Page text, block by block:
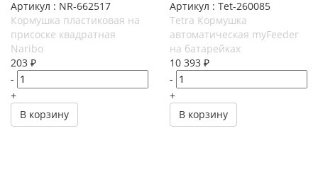
Артикул : NR-662517
Кормушка пластиковая на
присоске квадратная
Naribo
203 ₽
-
+
В корзину
Артикул : Tet-260085
Tetra Кормушка
автоматическая myFeeder
на батарейках
10 393 ₽
-
+
В корзину